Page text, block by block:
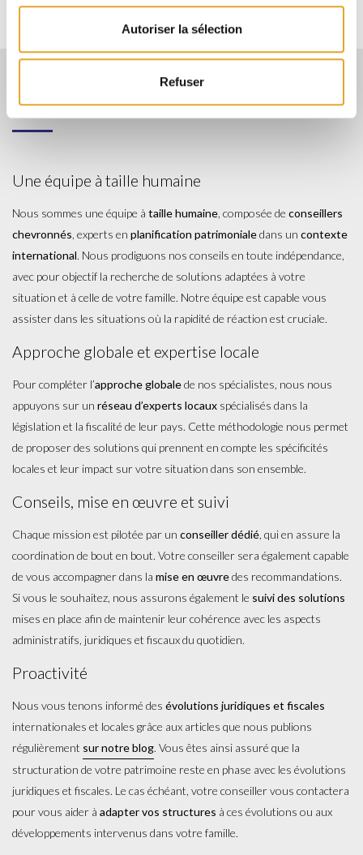
Autoriser la sélection
Refuser
Faites le meilleur choix
Une équipe à taille humaine
Nous sommes une équipe à taille humaine , composée de conseillers
chevronnés , experts en planification patrimonialedans un contexte
international. Nous prodiguons nos conseils en toute indépendance,
avec pour objectif la recherche de solutions adaptées à votre
situation et à celle de votre famille. Notre équipe est capable vous
assister dans les situations où la rapidité de réaction est cruciale.
​​Approche globale et expertise locale
Pour compléter l’approche globalede nos spécialistes, nous nous
appuyons sur un réseau d’experts locaux spécialisés dans la
législation et la fiscalité de leur pays. Cette méthodologie nous permet
de proposer des solutions qui prennent en compte les spécificités
locales et leur impact sur votre situation dans son ensemble.
​Conseils, mise en œuvre et suivi
Chaque mission est pilotée par un conseiller dédié , qui en assure la
coordination de bout en bout. Votre conseiller sera également capable
de vous accompagner dans la mise en œuvredes recommandations.
Si vous le souhaitez, nous assurons également le suivi des solutions
mises en place afin de maintenir leur cohérence avec les aspects
administratifs, juridiques et fiscaux du quotidien.
​Proactivité
Nous vous tenons informé des évolutions juridiques et fiscales
internationales et locales grâce aux articles que nous publions
régulièrement sur notre blog. Vous êtes ainsi assuré que la
structuration de votre patrimoine reste en phase avec les évolutions
juridiques et fiscales. Le cas échéant, votre conseiller vous contactera
pour vous aider à adapter vos structures à ces évolutions ou aux
développements intervenus dans votre famille.